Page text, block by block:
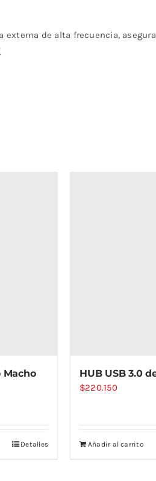
de alta frecuencia,
Macho
Detalles
HUB USB 3.0
$220.150
Añadir al carrito